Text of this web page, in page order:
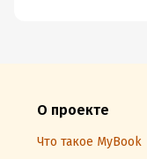
О проекте
Что такое MyBook